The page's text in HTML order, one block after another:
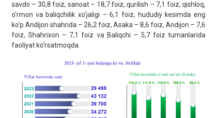
savdo – 30,8 foiz, sanoat – 18,7 foiz, qurilish – 7,1 foiz, qishloq,
o‘rmon va baliqchilik xo‘jaligi – 6,1 foiz, hududiy kesimda eng
ko‘p Andijon shahrida – 26,2 foiz, Asaka – 8,6 foiz, Andijon – 7,6
foiz, Shahrixon – 7,1 foiz va Baliqchi – 5,7 foiz tumanlarida
faoliyat ko‘rsatmoqda.